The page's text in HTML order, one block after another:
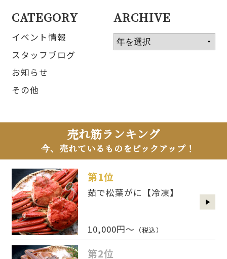
CATEGORY
イベント情報
スタッフブログ
お知らせ
その他
ARCHIVE
売れ筋ランキング
今、売れているものをピックアップ！
第1位
茹で松葉がに【冷凍】
10,000円～ （税込）
第2位